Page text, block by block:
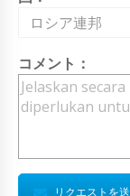
ロシア連邦
コメント：
リクエストを